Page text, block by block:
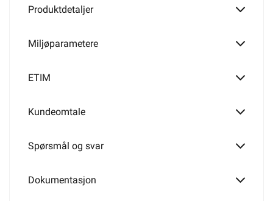
2 polet
Serievender
Produktdetaljer
Miljøparametere
ETIM
Kundeomtale
Spørsmål og svar
Dokumentasjon